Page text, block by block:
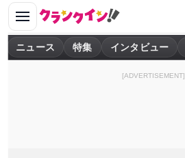
ニュース 特集 インタビュー
[ADVERTISEMENT]